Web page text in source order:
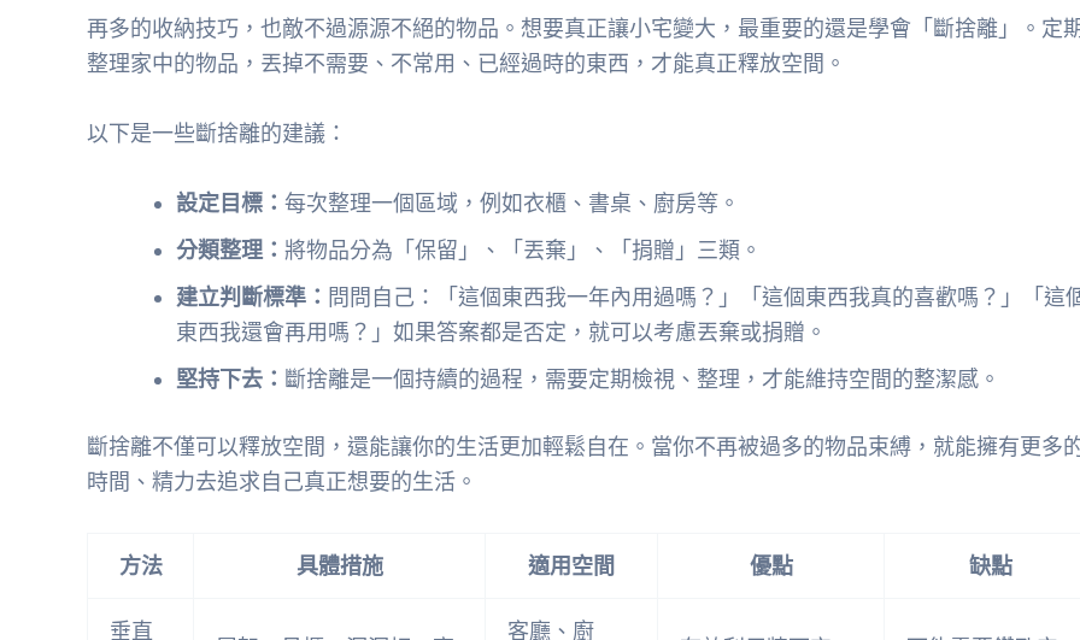
再多的收納技巧，也敵不過源源不絕的物品。想要真正讓小宅變大，最重要的還是學會「斷捨離」。定
整理家中的物品，丟掉不需要、不常用、已經過時的東西，才能真正釋放空間。
以下是一些斷捨離的建議：
設定目標： 每次整理一個區域，例如衣櫃、書桌、廚房等。
分類整理： 將物品分為「保留」、「丟棄」、「捐贈」三類。
建立判斷標準： 問問自己：「這個東西我一年內用過嗎？」「這個東西我真的喜歡嗎？」「這
東西我還會再用嗎？」如果答案都是否定，就可以考慮丟棄或捐贈。
堅持下去： 斷捨離是一個持續的過程，需要定期檢視、整理，才能維持空間的整潔感。
斷捨離不僅可以釋放空間，還能讓你的生活更加輕鬆自在。當你不再被過多的物品束縛，就能擁有更多
時間、精力去追求自己真正想要的生活。
方法 具體措施 適用空間 優點 缺點
垂直 客廳、廚